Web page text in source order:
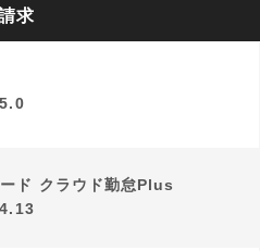
求
5.0
ド クラウド勤怠Plus
4.13